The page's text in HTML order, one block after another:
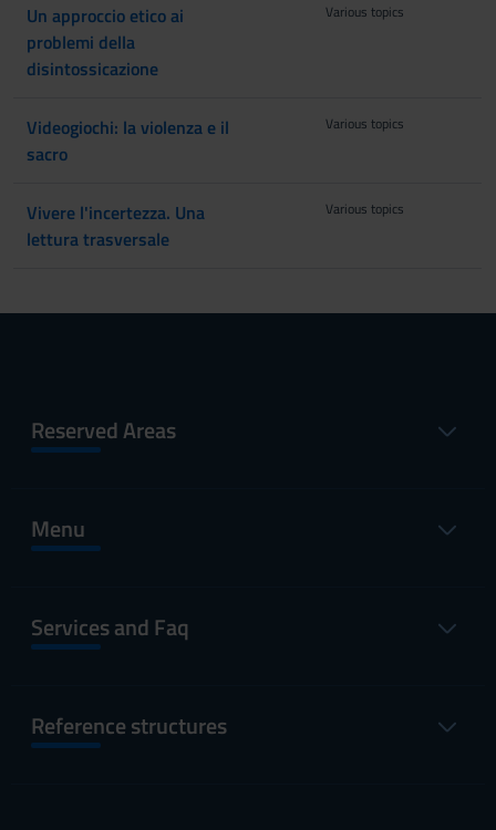
Un approccio etico ai
problemi della
disintossicazione
Various topics
Videogiochi: la violenza e il
sacro
Various topics
Vivere l'incertezza. Una
lettura trasversale
Various topics
Reserved Areas
Menu
Services and Faq
Reference structures